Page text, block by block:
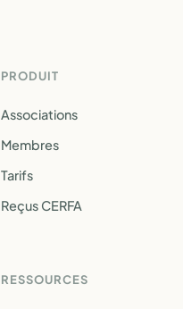
PRODUIT
Associations
Membres
Tarifs
Reçus CERFA
RESSOURCES